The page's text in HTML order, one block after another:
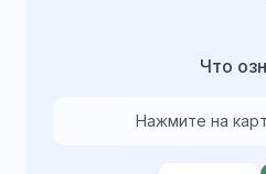
Что
Нажмите на